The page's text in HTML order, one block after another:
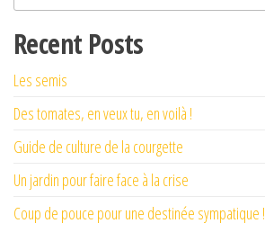
Recent Posts
Les semis
Des tomates, en veux tu, en voilà !
Guide de culture de la courgette
Un jardin pour faire face à la crise
Coup de pouce pour une destinée sympatique !